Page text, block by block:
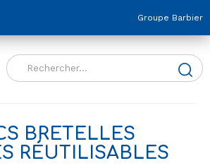
Groupe Barbier
Rechercher :
BRETELLES
RÉUTILISABLES